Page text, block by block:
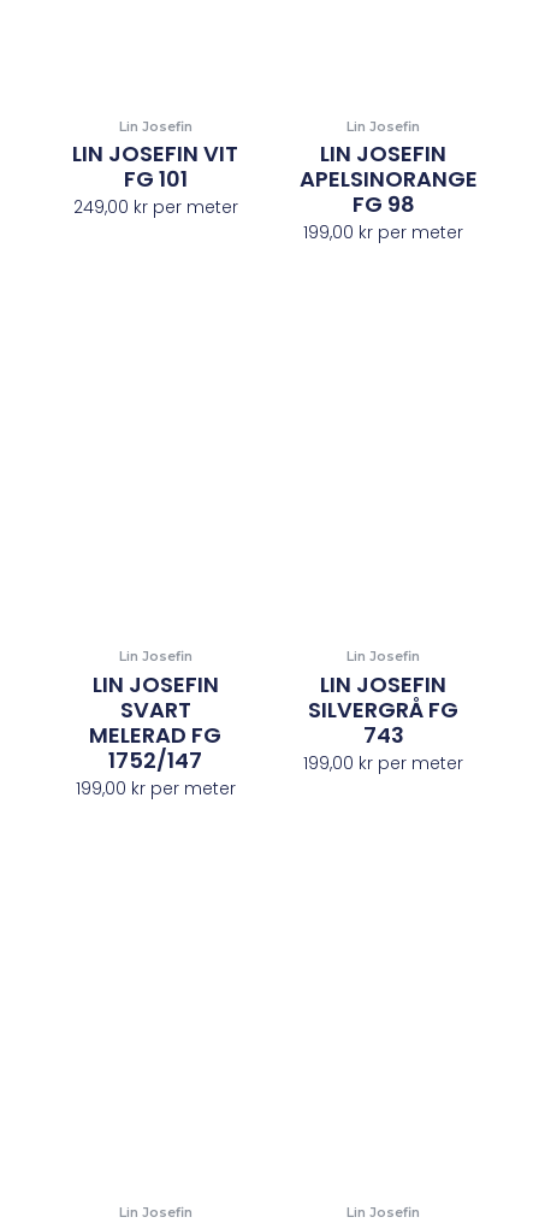
Lin Josefin
LIN JOSEFIN VIT
FG 101
249,00 krper meter
Lin Josefin
LIN JOSEFIN
APELSINORANGE
FG 98
199,00 kr per meter
Lin Josefin
LIN JOSEFIN
SVART
MELERAD FG
1752/147
199,00 krper meter
Lin Josefin
LIN JOSEFIN
SILVERGRÅ FG
743
199,00 kr per meter
Lin Josefin Lin Josefin